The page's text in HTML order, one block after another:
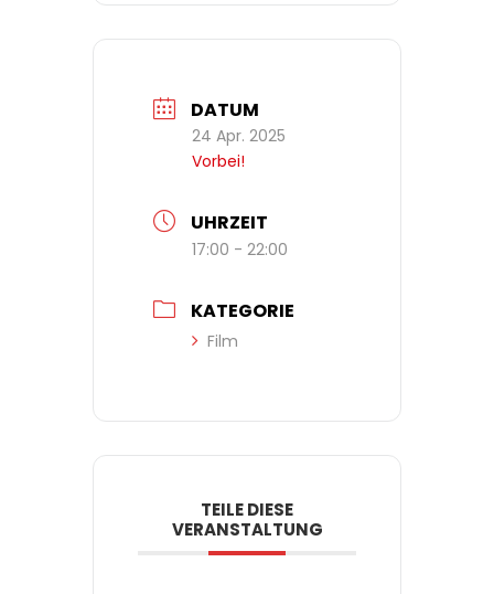
DATUM
24 Apr. 2025
Vorbei!
UHRZEIT
17:00 - 22:00
KATEGORIE
Film
TEILE DIESE
VERANSTALTUNG